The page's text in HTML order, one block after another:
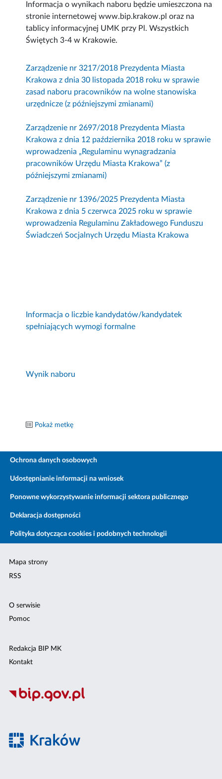
Informacja o wynikach naboru będzie umieszczona na
stronie internetowej www.bip.krakow.pl oraz na
tablicy informacyjnej UMK przy Pl. Wszystkich
Świętych 3-4 w Krakowie.
Zarządzenie nr 3217/2018 Prezydenta Miasta
Krakowa z dnia 30 listopada 2018 roku w sprawie
zasad naboru pracowników na wolne stanowiska
urzędnicze (z późniejszymi zmianami)
Zarządzenie nr 2697/2018 Prezydenta Miasta
Krakowa z dnia 12 października 2018 roku w sprawie
wprowadzenia „Regulaminu wynagradzania
pracowników Urzędu Miasta Krakowa” (z
późniejszymi zmianami)
Zarządzenie nr 1396/2025 Prezydenta Miasta
Krakowa z dnia 5 czerwca 2025 roku w sprawie
wprowadzenia Regulaminu Zakładowego Funduszu
Świadczeń Socjalnych Urzędu Miasta Krakowa
Informacja o liczbie kandydatów/kandydatek
spełniających wymogi formalne
Wynik naboru
Pokaż metkę
Ochrona danych osobowych
Udostępnianie informacji na wniosek
Ponowne wykorzystywanie informacji sektora publicznego
Deklaracja dostępności
Polityka dotycząca cookies i podobnych technologii
Mapa strony
RSS
O serwisie
Pomoc
Redakcja BIP MK
Kontakt